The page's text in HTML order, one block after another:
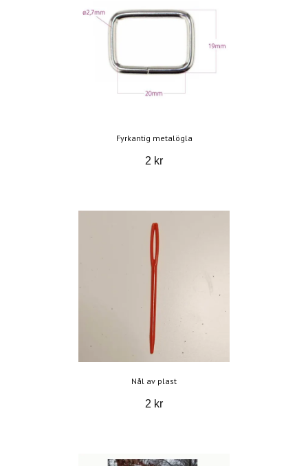
Fyrkantig metalögla
2 kr
Nål av plast
2 kr